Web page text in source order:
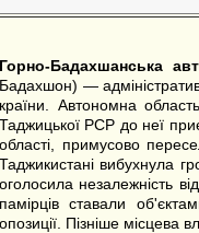
Горно-Бадахшанська
Бадахшон) —
країни. Автономна
Таджицької РСР до неї
області, примусово
Таджикистані вибухнула
оголосила незалежність
памірців ставали
опозиції. Пізніше місцева